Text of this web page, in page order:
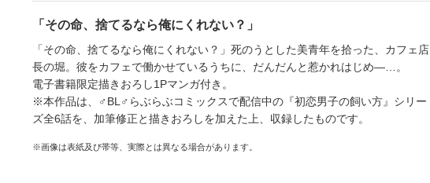
「その命、捨てるなら俺にくれない？」
「その命、捨てるなら俺にくれない？」死のうとした美青年を拾った、カフェ店
長の堀。彼をカフェで働かせているうちに、だんだんと惹かれはじめ―…。
電子書籍限定描きおろし1Pマンガ付き。
※本作品は、♂BL♂らぶらぶコミックスで配信中の『初恋男子の飼い方』シリー
ズ全6話を、加筆修正と描きおろしを加えた上、収録したものです。
※画像は表紙及び帯等、実際とは異なる場合があります。